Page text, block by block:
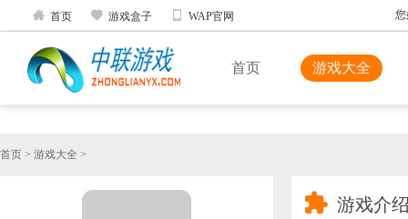
 首页  游戏盒子  WAP官网
首页 游戏大全
首页 > 游戏大全 >
 游戏介